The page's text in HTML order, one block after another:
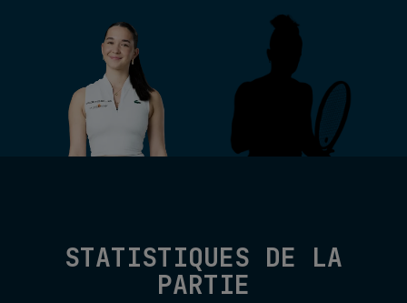
STATISTIQUES DE LA
PARTIE